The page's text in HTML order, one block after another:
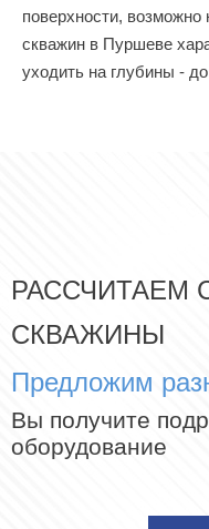
поверхности,
скважин в Пуршеве
уходить на глубины -
РАССЧИТАЕМ
СКВАЖИНЫ
Предложим
Вы получите
оборудование